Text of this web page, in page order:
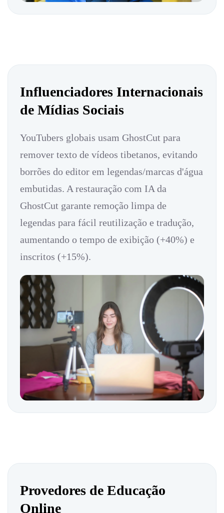
Influenciadores Internacionais
de Mídias Sociais
YouTubers globais usam GhostCut para
remover texto de vídeos tibetanos, evitando
borrões do editor em legendas/marcas d'água
embutidas. A restauração com IA da
GhostCut garante remoção limpa de
legendas para fácil reutilização e tradução,
aumentando o tempo de exibição (+40%) e
inscritos (+15%).
Provedores de Educação
Online